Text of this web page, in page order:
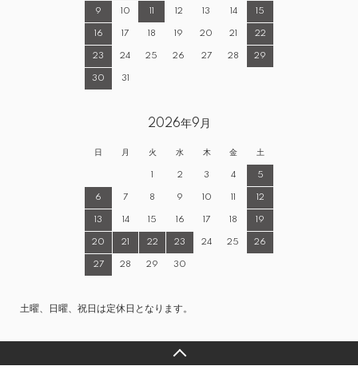
9 10 12 13 14 15
16 17 18 19 20 21 22
23 24 25 26 27 28 29
30 31
2026年9月
日 月 火 水 木 金 土
2 3 4 5
6 7 8 9 10 12
13 14 15 16 17 18 19
20 21 22 23 24 25 26
27 28 29 30
土曜、日曜、祝日は定休日となります。